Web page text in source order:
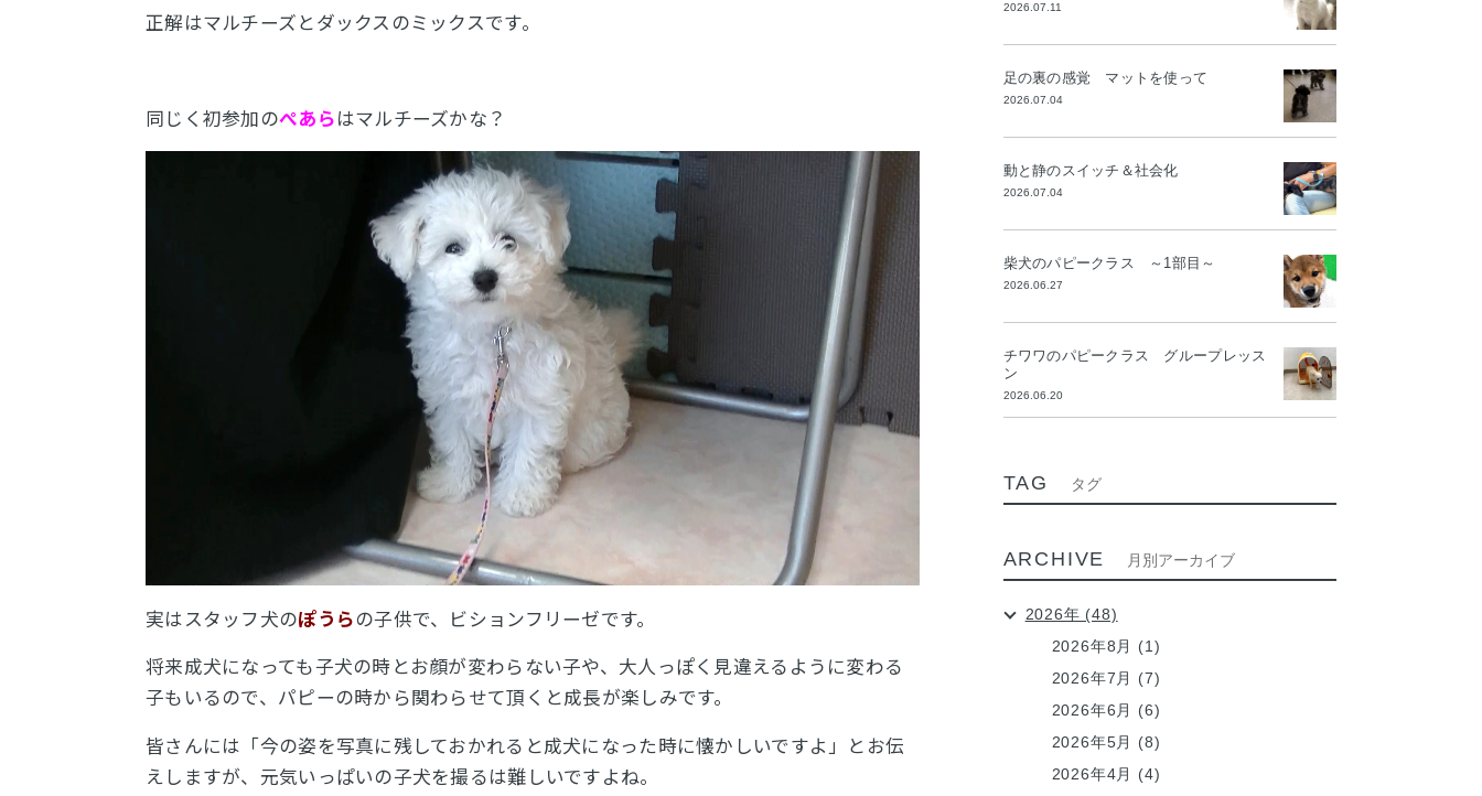
正解はマルチーズとダックスのミックスです。
同じく初参加のぺあらはマルチーズかな？
実はスタッフ犬のぽうらの子供で、ビションフリーゼです。
将来成犬になっても子犬の時とお顔が変わらない子や、大人っぽく見違えるように変わる
子もいるので、パピーの時から関わらせて頂くと成長が楽しみです。
皆さんには「今の姿を写真に残しておかれると成犬になった時に懐かしいですよ」とお伝
えしますが、元気いっぱいの子犬を撮るは難しいですよね。
2026.07.11
足の裏の感覚 マットを使って
2026.07.04
動と静のスイッチ＆社会化
2026.07.04
柴犬のパピークラス ～1部目～
2026.06.27
チワワのパピークラス グループレッス
ン
2026.06.20
TAG タグ
ARCHIVE 月別アーカイブ
2026年 (48)
2026年8月 (1)
2026年7月 (7)
2026年6月 (6)
2026年5月 (8)
2026年4月 (4)